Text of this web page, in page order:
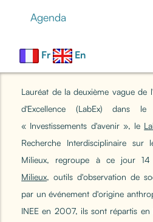
Agenda
Fr En
Lauréat de la deuxième vague de
d'Excellence (LabEx) dans
« Investissements d'avenir », le
Recherche Interdisciplinaire sur
Milieux, regroupe à ce jour 14
Milieux, outils d'observation de
par un événement d'origine
INEE en 2007, ils sont répartis